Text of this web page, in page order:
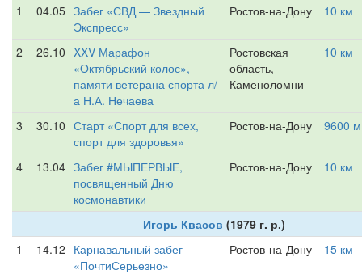
1
04.05 Забег «СВД — Звездный
Экспресс»
Ростов-на-Дону 10 км
2 26.10 XXV Марафон
«Октябрьский колос»,
памяти ветерана спорта л/
а Н.А. Нечаева
Ростовская
область,
Каменоломни
10 км
3 30.10 Старт «Спорт для всех,
спорт для здоровья»
Ростов-на-Дону 9600 м
4 13.04 Забег #МЫПЕРВЫЕ,
посвященный Дню
космонавтики
Ростов-на-Дону 10 км
Игорь Квасов (1979 г. р.)
1
14.12 Карнавальный забег
«ПочтиСерьезно»
Ростов-на-Дону 15 км